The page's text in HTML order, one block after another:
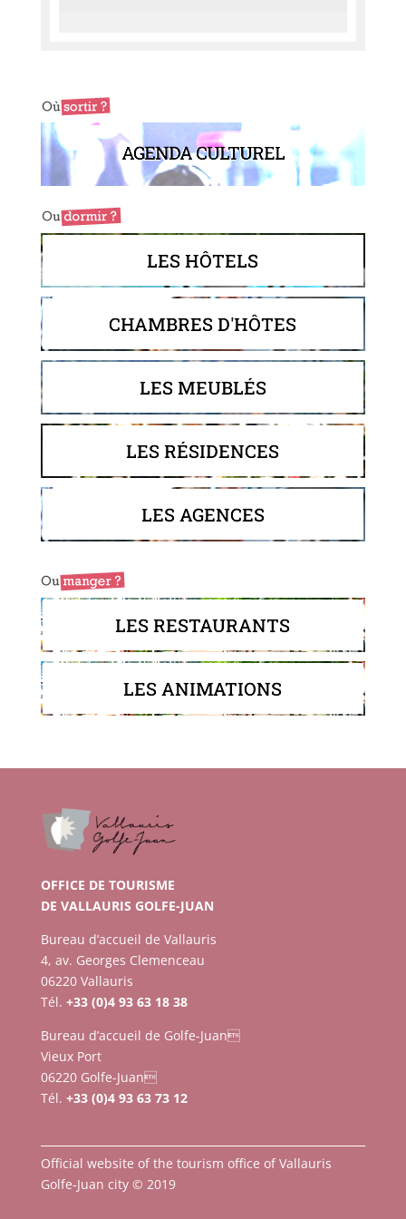
AGENDA CULTUREL
LES HÔTELS
CHAMBRES D'HÔTES
LES MEUBLÉS
LES RÉSIDENCES
LES AGENCES
LES RESTAURANTS
LES ANIMATIONS
OFFICE DE TOURISME
DE VALLAURIS GOLFE-JUAN
Bureau d’accueil de Vallauris
4, av. Georges Clemenceau
06220 Vallauris
Tél. +33 (0)4 93 63 18 38
Bureau d’accueil de Golfe-Juan
Vieux Port
06220 Golfe-Juan
Tél. +33 (0)4 93 63 73 12
Official website of the tourism office of Vallauris
Golfe-Juan city © 2019